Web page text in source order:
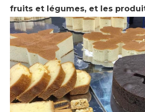
fruits et légumes, et les